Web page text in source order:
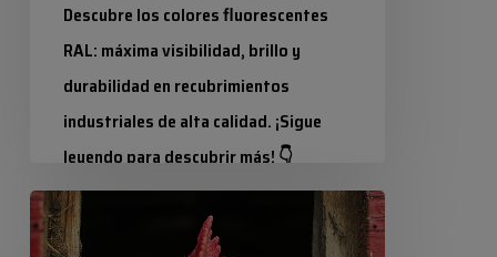
Descubre los colores fluorescentes
RAL: máxima visibilidad, brillo y
durabilidad en recubrimientos
industriales de alta calidad. ¡Sigue
leyendo para descubrir más! 👇
Industrias Químicas Iris
20 octubre 2025
Casetas
para